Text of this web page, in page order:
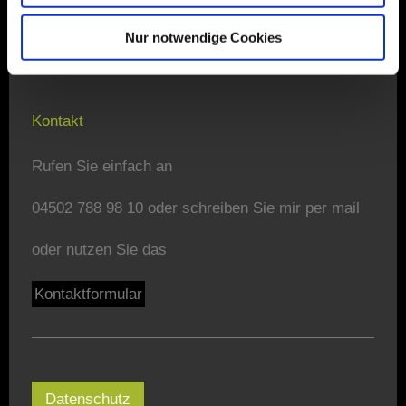
Nur notwendige Cookies
Dorothee Gutschmidt Heilpraktikerin
Kurgartenstraße 46
23570 Lübeck Travemünde
Kontakt
Rufen Sie einfach an
04502 788 98 10 oder schreiben Sie mir per mail
oder nutzen Sie das
Kontaktformular
Datenschutz